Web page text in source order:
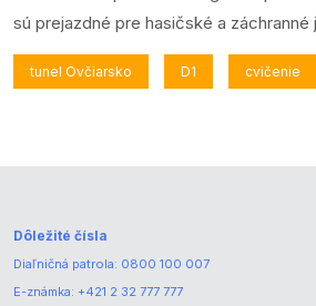
sú prejazdné pre hasičské a záchranné
tunel Ovčiarsko D1 cvičenie
Dôležité čísla
Diaľničná patrola: 0800 100 007
E-známka: +421 2 32 777 777